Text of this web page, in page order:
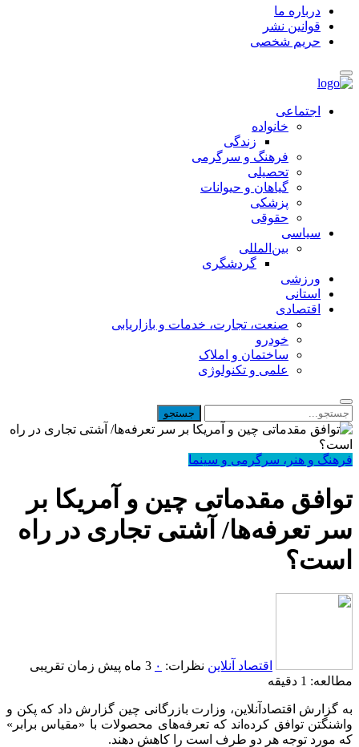
درباره ما
قوانین نشر
حریم شخصی
اجتماعی
خانواده
زندگی
فرهنگ و سرگرمی
تحصیلی
گیاهان و حیوانات
پزشکی
حقوقی
سیاسی
بین‌المللی
گردشگری
ورزشی
استانی
اقتصادی
صنعت، تجارت، خدمات و بازاریابی
خودرو
ساختمان و املاک
علمی و تکنولوژی
فرهنگ و هنر، سرگرمی و سینما
توافق مقدماتی چین و آمریکا بر
سر تعرفه‌ها/ آشتی تجاری در راه
است؟
اقتصاد آنلاین نظرات: ۰ 3 ماه پیش
زمان تقریبی
مطالعه: 1 دقیقه
به گزارش اقتصادآنلاین، وزارت بازرگانی چین گزارش داد که پکن و
واشنگتن توافق کرده‌اند که تعرفه‌های محصولات با «مقیاس برابر»
که مورد توجه هر دو طرف است را کاهش دهند.